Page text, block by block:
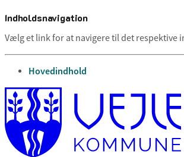
Indholdsnavigation
Vælg et link for at navigere til det respektive
gå til
Hovedindhold